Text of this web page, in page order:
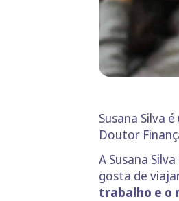
Susana Silva
Doutor
A Susana
gosta de
trabalho e o